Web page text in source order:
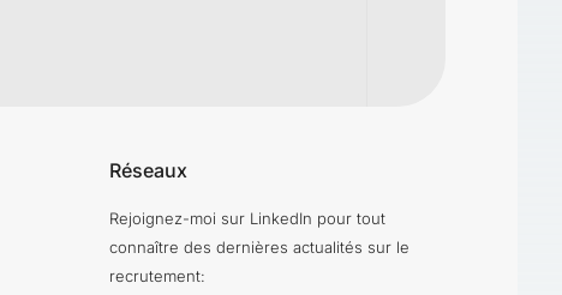
Réseaux
Rejoignez-moi sur LinkedIn pour tout
connaître des dernières actualités sur le
recrutement: